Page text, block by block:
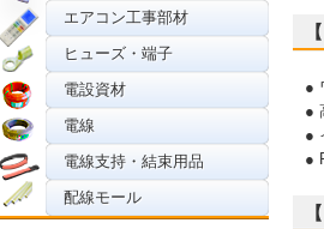
エアコン工事部材
ヒューズ・端子
電設資材
電線
電線支持・結束用品
配線モール
●
●
●
●